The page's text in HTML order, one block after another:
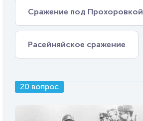
Сражение под Прохоровкой
Расейняйское сражение
20 вопрос